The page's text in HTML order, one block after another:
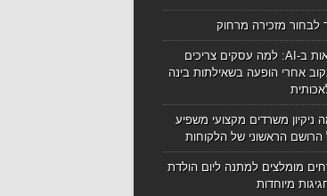
לבחור מזכירה מרחוק
נראות ב-AI: למה עסקים צריכים
אחרי הופעה בשאילתות בינה
ניקיון משרדים מקצועי משפיע
הרושם הראשוני של הלקוחות
מומלצים למתנה ליום הולדת
מיוחדות